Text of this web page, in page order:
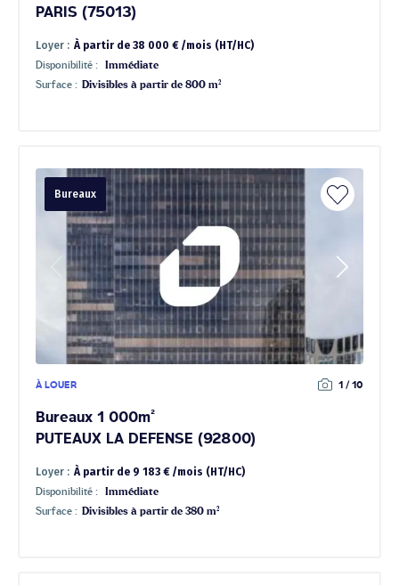
PARIS (75013)
Loyer : À partir de 38 000 € /mois (HT/HC)
Disponibilité :
Immédiate
Surface : Divisibles à partir de 800 m²
Bureaux
À LOUER 1 / 10
Bureaux 1 000m²
PUTEAUX LA DEFENSE (92800)
Loyer : À partir de 9 183 € /mois (HT/HC)
Disponibilité :
Immédiate
Surface : Divisibles à partir de 380 m²